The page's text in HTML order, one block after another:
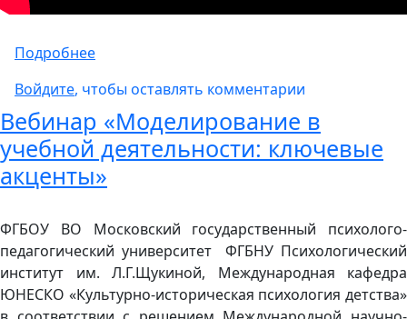
Подробнеео Самоизоляция с психологом
Войдите, чтобы оставлять комментарии
Вебинар «Моделирование в
учебной деятельности: ключевые
акценты»
ФГБОУ ВО Московский государственный психолого-
педагогический университет ФГБНУ Психологический
институт им. Л.Г.Щукиной, Международная кафедра
ЮНЕСКО «Культурно-историческая психология детства»